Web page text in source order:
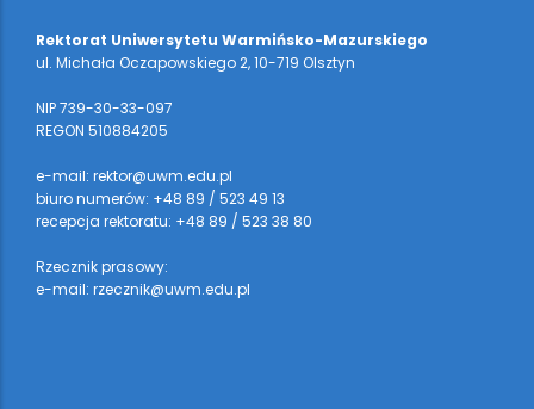
Rektorat Uniwersytetu Warmińsko-Mazurskiego
ul. Michała Oczapowskiego 2, 10-719 Olsztyn
NIP 739-30-33-097
REGON 510884205
e-mail: rektor@uwm.edu.pl
biuro numerów: +48 89 / 523 49 13
recepcja rektoratu: +48 89 / 523 38 80
Rzecznik prasowy:
e-mail: rzecznik@uwm.edu.pl